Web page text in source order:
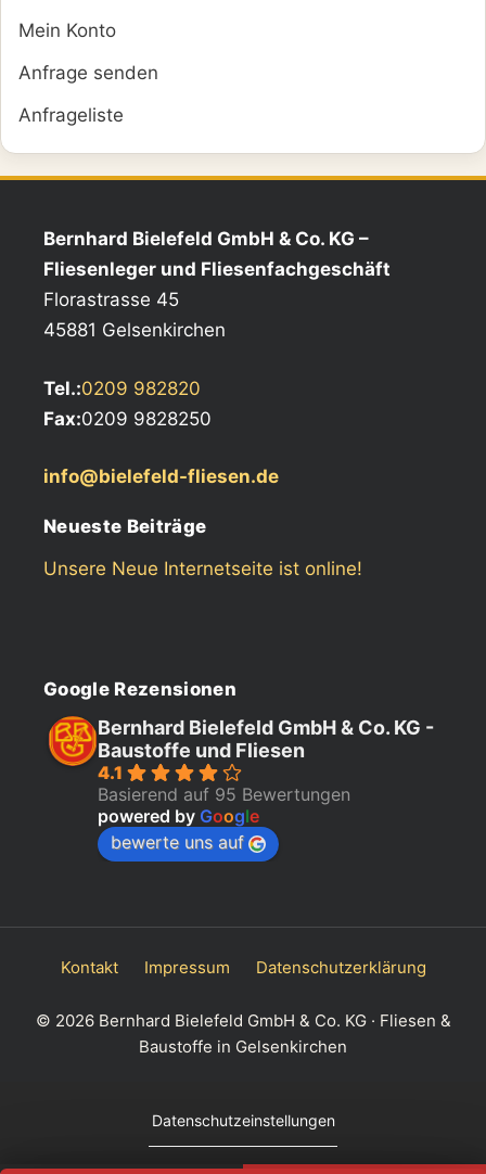
Mein Konto
Anfrage senden
Anfrageliste
Bernhard Bielefeld GmbH & Co. KG –
Fliesenleger und Fliesenfachgeschäft
Florastrasse 45
45881 Gelsenkirchen
Tel.:0209 982820
Fax:0209 9828250
info@bielefeld-fliesen.de
Neueste Beiträge
Unsere Neue Internetseite ist online!
Google Rezensionen
Bernhard Bielefeld GmbH & Co. KG -
Baustoffe und Fliesen
4.1
Basierend auf 95 Bewertungen
powered by Google
bewerte uns auf
Kontakt Impressum Datenschutzerklärung
© 2026 Bernhard Bielefeld GmbH & Co. KG · Fliesen &
Baustoffe in Gelsenkirchen
Datenschutzeinstellungen